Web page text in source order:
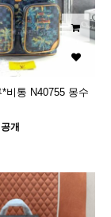
비통 N40755 몽수
개